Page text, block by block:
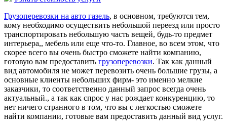
Грузоперевозки на авто газель, в основном, требуются тем,
кому необходимо осуществить небольшой переезд или просто
транспортировать небольшую часть вещей, будь-то предмет
интерьера,, мебель или еще что-то. Главное, во всем этом, что
скорее всего вы очень быстро сможете найти компанию,
готовую вам предоставить грузоперевозки. Так как данный
вид автомобиля не может перевозить очень большие грузы, а
основные клиенты небольших фирм- это именно мелкие
заказчики, то соответственно данный запрос всегда очень
актуальный., а так как спрос у нас рождает конкуренцию, то
нет ничего странного в том, что вы с легкостью сможете
найти компании, готовые вам предоставить данный вид услуг.